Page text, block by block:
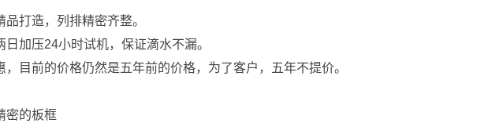
品打造，列排精密齐整。
日加压24小时试机，保证滴水不漏。
，目前的价格仍然是五年前的价格，为了客户，五年不提价。
密的板框